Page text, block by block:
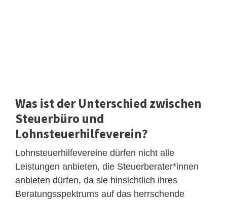
Was ist der Unterschied zwischen
Steuerbüro und
Lohnsteuerhilfeverein?
Lohnsteuerhilfevereine dürfen nicht alle
Leistungen anbieten, die Steuerberater*innen
anbieten dürfen, da sie hinsichtlich ihres
Beratungsspektrums auf das herrschende